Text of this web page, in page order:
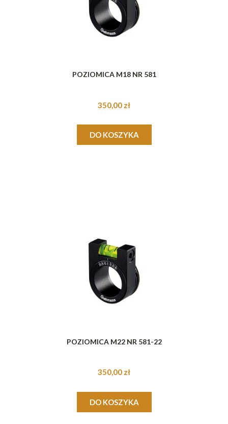
POZIOMICA M18 NR 581
350,00 zł
DO KOSZYKA
POZIOMICA M22 NR 581-22
350,00 zł
DO KOSZYKA